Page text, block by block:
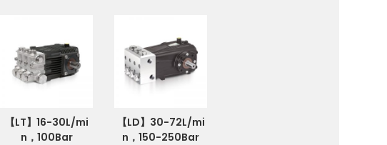
【LT】16-30L/mi
n，100Bar
【LD】30-72L/mi
n，150-250Bar